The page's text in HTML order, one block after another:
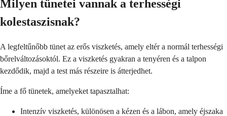
Milyen tünetei vannak a terhességi
kolestaszisnak?
A legfeltűnőbb tünet az erős viszketés, amely eltér a normál terhességi
bőrelváltozásoktól. Ez a viszketés gyakran a tenyéren és a talpon
kezdődik, majd a test más részeire is átterjedhet.
Íme a fő tünetek, amelyeket tapasztalhat:
Intenzív viszketés, különösen a kézen és a lábon, amely éjszaka